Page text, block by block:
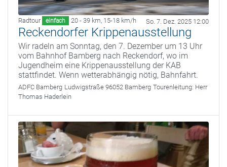
Radtour einfach 20 - 39 km, 15-18 km/h So. 7. Dez. 2025 12:00
Reckendorfer Krippenausstellung
Wir radeln am Sonntag, den 7. Dezember um 13 Uhr
vom Bahnhof Bamberg nach Reckendorf, wo im
Jugendheim eine Krippenausstellung der KAB
stattfindet. Wenn wetterabhängig nötig, Bahnfahrt.
ADFC Bamberg Ludwigstraße 96052 Bamberg Tourenleitung: Herr
Thomas Haderlein